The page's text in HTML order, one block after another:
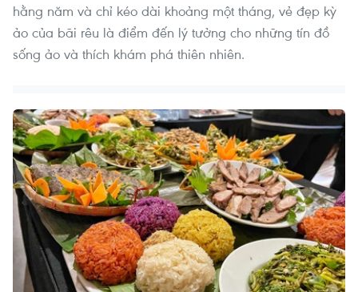
hằng năm và chỉ kéo dài khoảng một tháng, vẻ đẹp kỳ
ảo của bãi rêu là điểm đến lý tưởng cho những tín đồ
sống ảo và thích khám phá thiên nhiên.